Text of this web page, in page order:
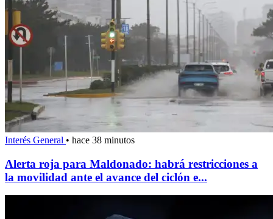
Interés General • hace 38 minutos
Alerta roja para Maldonado: habrá restricciones a
la movilidad ante el avance del ciclón e...